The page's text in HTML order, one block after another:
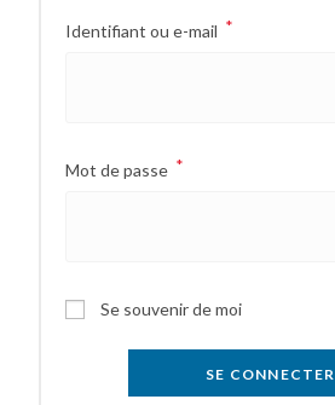
Identifiant ou e-mail *
Mot de passe *
Se souvenir de moi
SE CONNECTER